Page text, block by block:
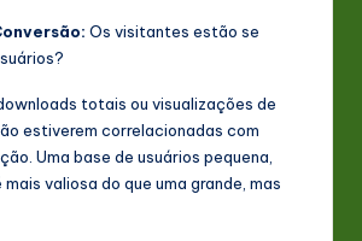
Os visitantes estão se
totais ou visualizações de
estiverem correlacionadas com
Uma base de usuários pequena,
valiosa do que uma grande, mas